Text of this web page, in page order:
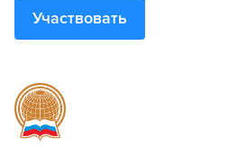
Участвовать